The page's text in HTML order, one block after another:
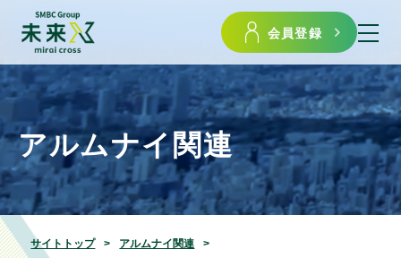
会員登録
アルムナイ関連
サイトトップ
アルムナイ関連